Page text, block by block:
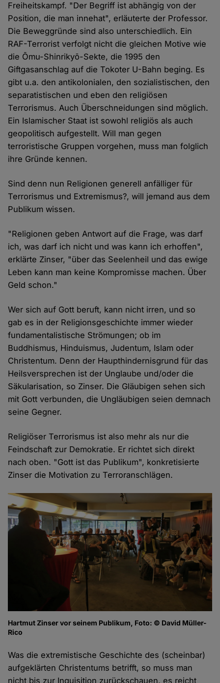
Freiheitskampf. "Der Begriff ist abhängig von der
Position, die man innehat", erläuterte der Professor.
Die Beweggründe sind also unterschiedlich. Ein
RAF-Terrorist verfolgt nicht die gleichen Motive wie
die Ōmu-Shinrikyō-Sekte, die 1995 den
Giftgasanschlag auf die Tokoter U-Bahn beging. Es
gibt u.a. den antikolonialen, den sozialistischen, den
separatistischen und eben den religiösen
Terrorismus. Auch Überschneidungen sind möglich.
Ein Islamischer Staat ist sowohl religiös als auch
geopolitisch aufgestellt. Will man gegen
terroristische Gruppen vorgehen, muss man folglich
ihre Gründe kennen.
Sind denn nun Religionen generell anfälliger für
Terrorismus und Extremismus?, will jemand aus dem
Publikum wissen.
"Religionen geben Antwort auf die Frage, was darf
ich, was darf ich nicht und was kann ich erhoffen",
erklärte Zinser, "über das Seelenheil und das ewige
Leben kann man keine Kompromisse machen. Über
Geld schon."
Wer sich auf Gott beruft, kann nicht irren, und so
gab es in der Religionsgeschichte immer wieder
fundamentalistische Strömungen; ob im
Buddhismus, Hinduismus, Judentum, Islam oder
Christentum. Denn der Haupthindernisgrund für das
Heilsversprechen ist der Unglaube und/oder die
Säkularisation, so Zinser. Die Gläubigen sehen sich
mit Gott verbunden, die Ungläubigen seien demnach
seine Gegner.
Religiöser Terrorismus ist also mehr als nur die
Feindschaft zur Demokratie. Er richtet sich direkt
nach oben. "Gott ist das Publikum", konkretisierte
Zinser die Motivation zu Terroranschlägen.
Hartmut Zinser vor seinem Publikum, Foto: © David Müller-
Rico
Was die extremistische Geschichte des (scheinbar)
aufgeklärten Christentums betrifft, so muss man
nicht bis zur Inquisition zurückschauen, es reicht